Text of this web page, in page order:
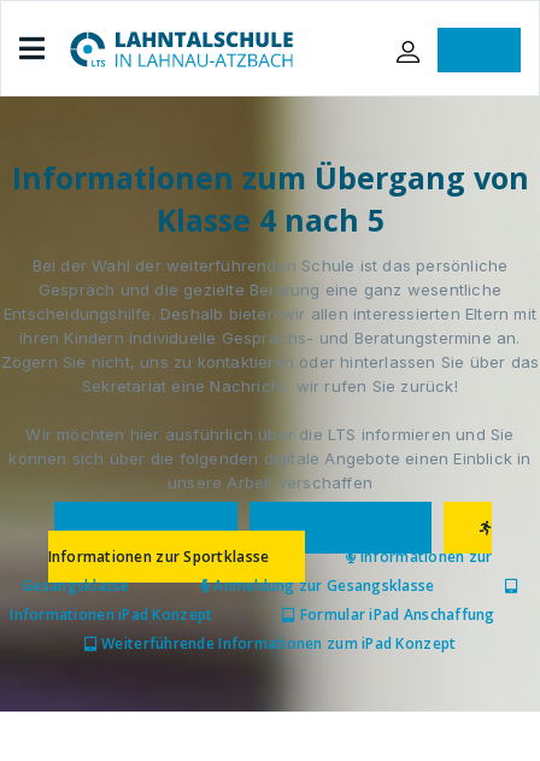
Informationen zum Übergang von
Klasse 4 nach 5
Bei der Wahl der weiterführenden Schule ist das persönliche
Gespräch und die gezielte Beratung eine ganz wesentliche
Entscheidungshilfe. Deshalb bieten wir allen interessierten Eltern mit
ihren Kindern individuelle Gesprächs- und Beratungstermine an.
Zögern Sie nicht, uns zu kontaktieren oder hinterlassen Sie über das
Sekretariat eine Nachricht, wir rufen Sie zurück!
Wir möchten hier ausführlich über die LTS informieren und Sie
können sich über die folgenden digitale Angebote einen Einblick in
unsere Arbeit verschaffen
Schulbroschüre
LTS Imagefilm
Informationen zur Sportklasse
Informationen zur
Gesangsklasse
Anmeldung zur Gesangsklasse
Informationen iPad Konzept
Formular iPad Anschaffung
Weiterführende Informationen zum iPad Konzept